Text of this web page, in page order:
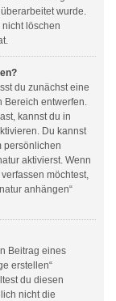
wurde.
löschen
du zunächst eine
Bereich entwerfen.
kannst du in
Du kannst
persönlichen
aktivierst. Wenn
möchtest,
anhängen“
Beitrag eines
erstellen“
du diesen
nicht die